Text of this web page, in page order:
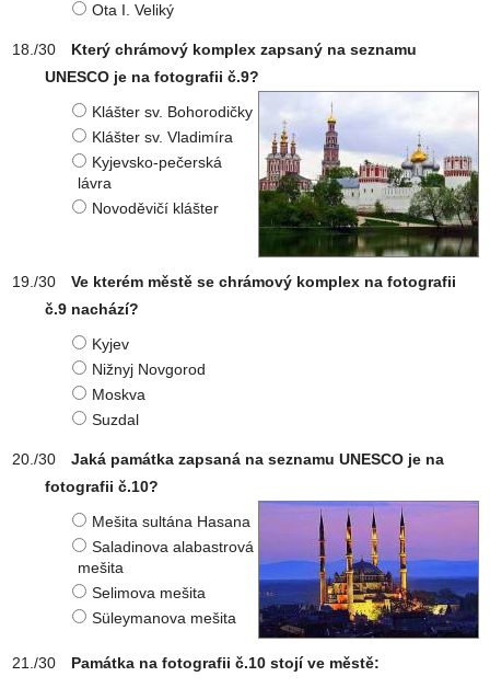
Ota I. Veliký
Který chrámový komplex zapsaný na seznamu
UNESCO je na fotografii č.9?
Klášter sv. Bohorodičky
Klášter sv. Vladimíra
Kyjevsko-pečerská
lávra
Novoděvičí klášter
Ve kterém městě se chrámový komplex na fotografii
č.9 nachází?
Kyjev
Nižnyj Novgorod
Moskva
Suzdal
Jaká památka zapsaná na seznamu UNESCO je na
fotografii č.10?
Mešita sultána Hasana
Saladinova alabastrová
mešita
Selimova mešita
Süleymanova mešita
Památka na fotografii č.10 stojí ve městě: